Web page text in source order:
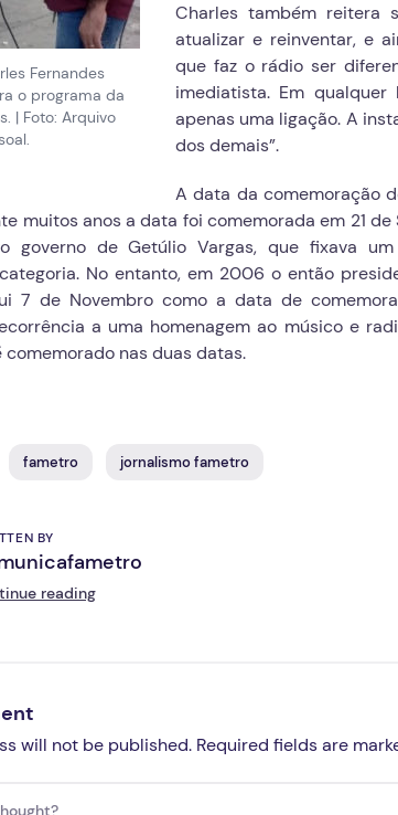
Fernandes
o programa da
| Foto: Arquivo
Charles também reitera
atualizar e reinventar, e
que faz o rádio ser
imediatista. Em
apenas uma ligação. A
dos demais”.
A data da comemoração
muitos anos a data foi comemorada em 21
governo de Getúlio Vargas, que fixava
No entanto, em 2006 o então
7 de Novembro como a data de
a uma homenagem ao músico e
nas duas datas.
fametro jornalismo fametro
BY
reading
will not be published. Required fields are